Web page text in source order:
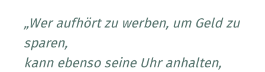
„Wer aufhört zu werben, um Geld zu
sparen,
kann ebenso seine Uhr anhalten,